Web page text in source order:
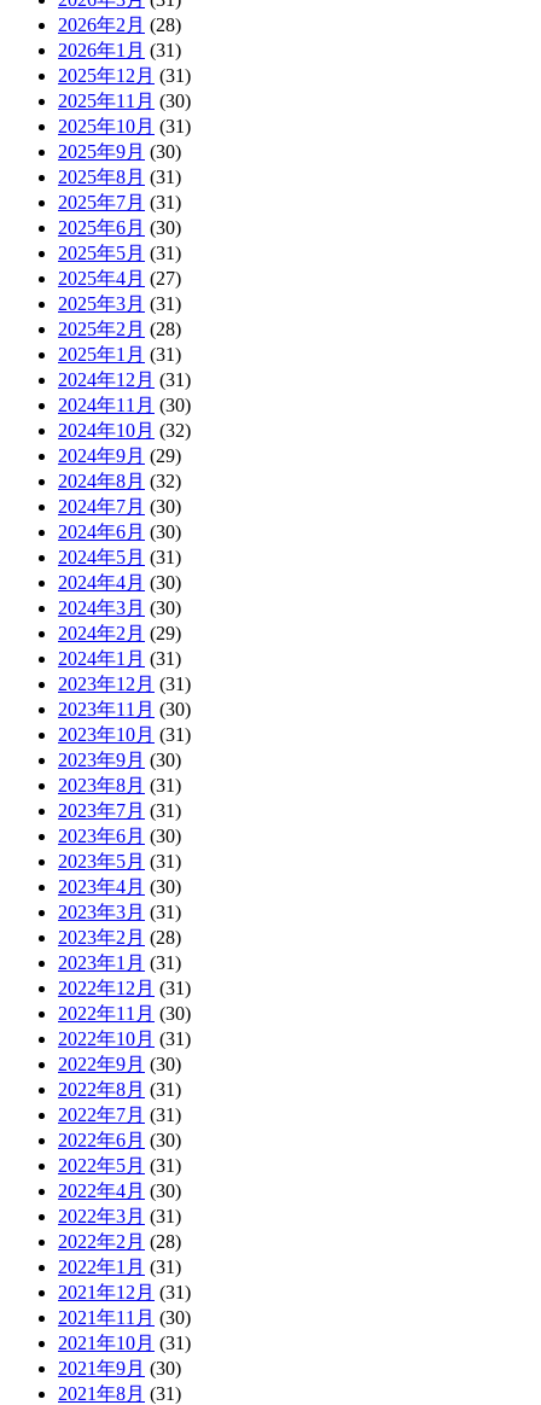
2026年2月 (28)
2026年1月 (31)
2025年12月 (31)
2025年11月 (30)
2025年10月 (31)
2025年9月 (30)
2025年8月 (31)
2025年7月 (31)
2025年6月 (30)
2025年5月 (31)
2025年4月 (27)
2025年3月 (31)
2025年2月 (28)
2025年1月 (31)
2024年12月 (31)
2024年11月 (30)
2024年10月 (32)
2024年9月 (29)
2024年8月 (32)
2024年7月 (30)
2024年6月 (30)
2024年5月 (31)
2024年4月 (30)
2024年3月 (30)
2024年2月 (29)
2024年1月 (31)
2023年12月 (31)
2023年11月 (30)
2023年10月 (31)
2023年9月 (30)
2023年8月 (31)
2023年7月 (31)
2023年6月 (30)
2023年5月 (31)
2023年4月 (30)
2023年3月 (31)
2023年2月 (28)
2023年1月 (31)
2022年12月 (31)
2022年11月 (30)
2022年10月 (31)
2022年9月 (30)
2022年8月 (31)
2022年7月 (31)
2022年6月 (30)
2022年5月 (31)
2022年4月 (30)
2022年3月 (31)
2022年2月 (28)
2022年1月 (31)
2021年12月 (31)
2021年11月 (30)
2021年10月 (31)
2021年9月 (30)
2021年8月 (31)